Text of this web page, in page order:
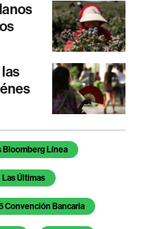
Bloomberg Línea
Las Últimas
Convención Bancaria